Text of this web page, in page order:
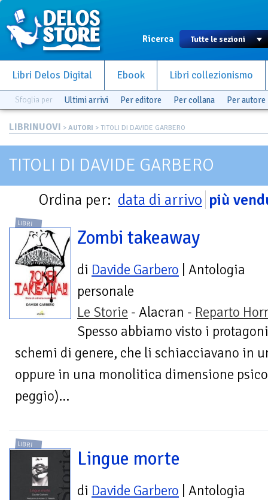
Ricerca
Libri Delos Digital Ebook Libri collezionismo
Sfoglia per Ultimi arrivi Per editore Per collana Per autore
LIBRINUOVI > AUTORI > TITOLI DI DAVIDE GARBERO
TITOLI DI DAVIDE GARBERO
Ordina per: data di arrivo più
LIBRI
Zombi takeaway
di Davide Garbero | Antologia
personale
Le Storie - Alacran - Reparto
Spesso abbiamo visto i
schemi di genere, che li schiacciavano in
oppure in una monolitica dimensione
peggio)...
LIBRI
Lingue morte
di Davide Garbero | Antologia